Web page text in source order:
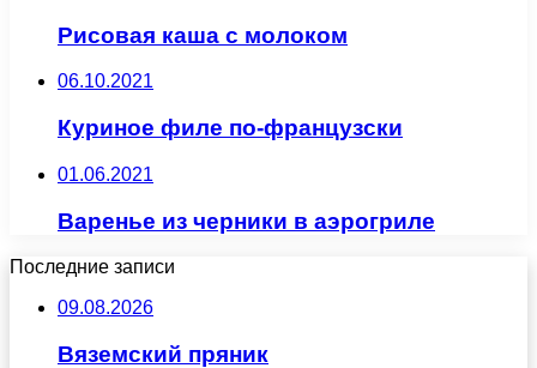
Рисовая каша с молоком
06.10.2021
Куриное филе по-французски
01.06.2021
Варенье из черники в аэрогриле
Последние записи
09.08.2026
Вяземский пряник